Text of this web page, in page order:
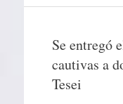
Se entregó
cautivas a
Tesei